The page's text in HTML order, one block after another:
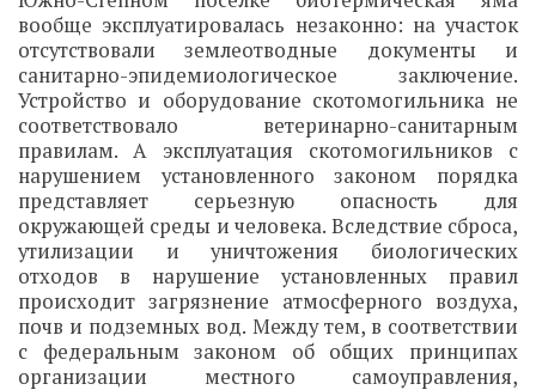
вообще эксплуатировалась незаконно: на участок
отсутствовали землеотводные документы и
санитарно-эпидемиологическое заключение.
Устройство и оборудование скотомогильника не
соответствовало ветеринарно-санитарным
правилам. А эксплуатация скотомогильников с
нарушением установленного законом порядка
представляет серьезную опасность для
окружающей среды и человека. Вследствие сброса,
утилизации и уничтожения биологических
отходов в нарушение установленных правил
происходит загрязнение атмосферного воздуха,
почв и подземных вод. Между тем, в соответствии
с федеральным законом об общих принципах
организации местного самоуправления,